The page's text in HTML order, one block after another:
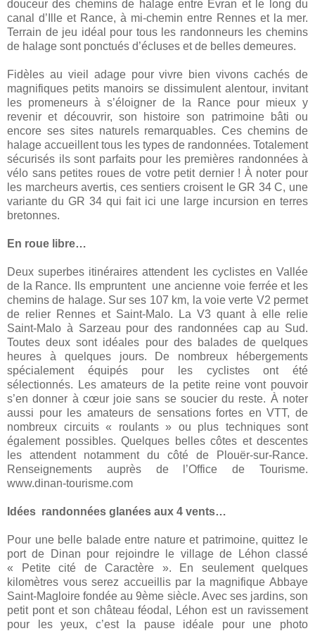
douceur des chemins de halage entre Evran et le long du
canal d’Ille et Rance, à mi-chemin entre Rennes et la mer.
Terrain de jeu idéal pour tous les randonneurs les chemins
de halage sont ponctués d’écluses et de belles demeures.
Fidèles au vieil adage pour vivre bien vivons cachés de
magnifiques petits manoirs se dissimulent alentour, invitant
les promeneurs à s’éloigner de la Rance pour mieux y
revenir et découvrir, son histoire son patrimoine bâti ou
encore ses sites naturels remarquables. Ces chemins de
halage accueillent tous les types de randonnées. Totalement
sécurisés ils sont parfaits pour les premières randonnées à
vélo sans petites roues de votre petit dernier ! À noter pour
les marcheurs avertis, ces sentiers croisent le GR 34 C, une
variante du GR 34 qui fait ici une large incursion en terres
bretonnes.
En roue libre…
Deux superbes itinéraires attendent les cyclistes en Vallée
de la Rance. Ils empruntent une ancienne voie ferrée et les
chemins de halage. Sur ses 107 km, la voie verte V2 permet
de relier Rennes et Saint-Malo. La V3 quant à elle relie
Saint-Malo à Sarzeau pour des randonnées cap au Sud.
Toutes deux sont idéales pour des balades de quelques
heures à quelques jours. De nombreux hébergements
spécialement équipés pour les cyclistes ont été
sélectionnés. Les amateurs de la petite reine vont pouvoir
s’en donner à cœur joie sans se soucier du reste. À noter
aussi pour les amateurs de sensations fortes en VTT, de
nombreux circuits « roulants » ou plus techniques sont
également possibles. Quelques belles côtes et descentes
les attendent notamment du côté de Plouër-sur-Rance.
Renseignements auprès de l’Office de Tourisme.
www.dinan-tourisme.com
Idées randonnées glanées aux 4 vents…
Pour une belle balade entre nature et patrimoine, quittez le
port de Dinan pour rejoindre le village de Léhon classé
« Petite cité de Caractère ». En seulement quelques
kilomètres vous serez accueillis par
la magnifique Abbaye
Saint-Magloire fondée au 9ème siècle. Avec ses jardins, son
petit pont et son château féodal, Léhon est un ravissement
pour les yeux, c’est la pause idéale pour une photo